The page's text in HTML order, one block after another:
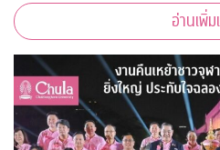
อ่านเพิ่ม